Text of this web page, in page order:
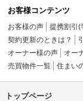
お客様コンテンツ
お客様の声 提携割引(
契約更新のときは？
オーナー様の声
オー
売買物件一覧
住まい
トップページ